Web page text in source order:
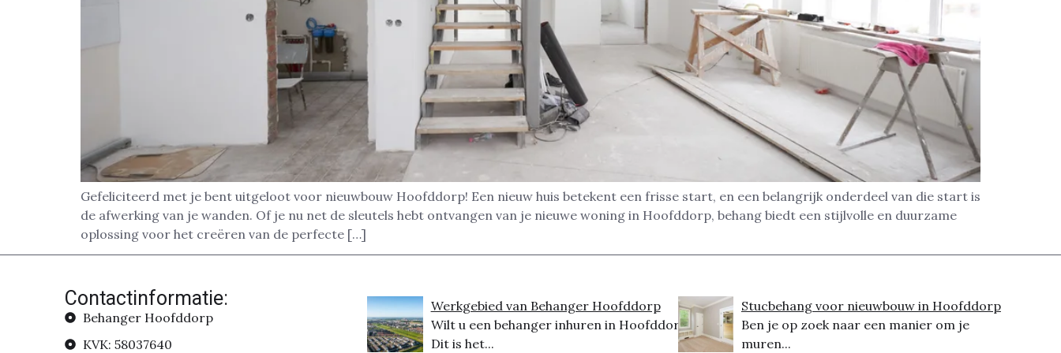
Gefeliciteerd met je bent uitgeloot voor nieuwbouw Hoofddorp! Een nieuw huis betekent een frisse start, en een belangrijk onderdeel van die start is
de afwerking van je wanden. Of je nu net de sleutels hebt ontvangen van je nieuwe woning in Hoofddorp, behang biedt een stijlvolle en duurzame
oplossing voor het creëren van de perfecte […]
Contactinformatie:
Behanger Hoofddorp
KVK: 58037640
Werkgebied van Behanger Hoofddorp
Wilt u een behanger inhuren in Hoofddorp?
Dit is het...
Stucbehang voor nieuwbouw in Hoofddorp
Ben je op zoek naar een manier om je
muren...